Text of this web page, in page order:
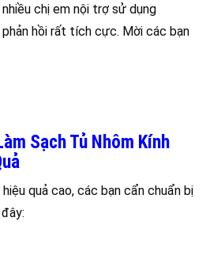
chị em nội trợ sử dụng
hồi rất tích cực. Mời các bạn
Sạch Tủ Nhôm Kính
quả cao, các bạn cẩn chuẩn bị